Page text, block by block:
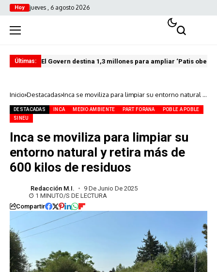
Hoy jueves , 6 agosto 2026
Últimas: El Govern destina 1,3 millones para ampliar ‘Patis
Inicio Destacadas Inca se moviliza para limpiar su entorno natural y
DESTACADAS INCA MEDIO AMBIENTE PART FORANA
POBLE A POBLE
SINEU
Inca se moviliza para limpiar su
entorno natural y retira más de
600 kilos de residuos
Redacción M.I.
9 De Junio De 2025
1 MINUTO/S DE LECTURA
Compartir